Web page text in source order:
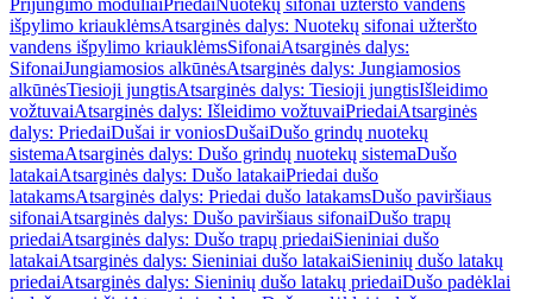
Prijungimo moduliaiPriedaiNuotekų sifonai užteršto vandens
išpylimo kriauklėmsAtsarginės dalys: Nuotekų sifonai užteršto
vandens išpylimo kriauklėmsSifonaiAtsarginės dalys:
SifonaiJungiamosios alkūnėsAtsarginės dalys: Jungiamosios
alkūnėsTiesioji jungtisAtsarginės dalys: Tiesioji jungtisIšleidimo
vožtuvaiAtsarginės dalys: Išleidimo vožtuvaiPriedaiAtsarginės
dalys: PriedaiDušai ir voniosDušaiDušo grindų nuotekų
sistemaAtsarginės dalys: Dušo grindų nuotekų sistemaDušo
latakaiAtsarginės dalys: Dušo latakaiPriedai dušo
latakamsAtsarginės dalys: Priedai dušo latakamsDušo paviršiaus
sifonaiAtsarginės dalys: Dušo paviršiaus sifonaiDušo trapų
priedaiAtsarginės dalys: Dušo trapų priedaiSieniniai dušo
latakaiAtsarginės dalys: Sieniniai dušo latakaiSieninių dušo latakų
priedaiAtsarginės dalys: Sieninių dušo latakų priedaiDušo padėklai